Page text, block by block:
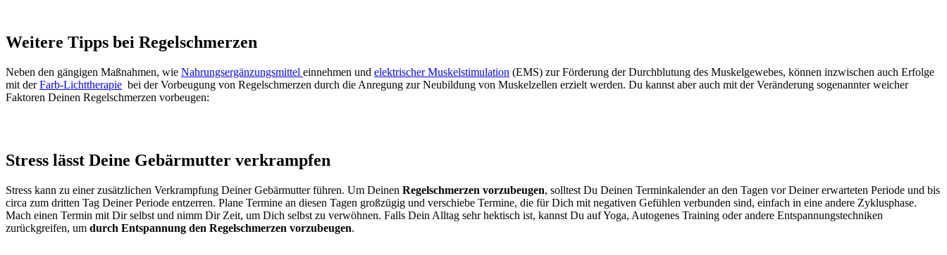
Weitere Tipps bei Regelschmerzen
Neben den gängigen Maßnahmen, wie Nahrungsergänzungsmittel einnehmen und elektrischer Muskelstimulation (EMS) zur Förderung der Durchblutung des Muskelgewebes, können inzwischen auch Erfolge
mit derFarb-Lichttherapie bei der Vorbeugung von Regelschmerzen durch die Anregung zur Neubildung von Muskelzellen erzielt werden. Du kannst aber auch mit der Veränderung sogenannter weicher
Faktoren Deinen Regelschmerzen vorbeugen:
Stress lässt Deine Gebärmutter verkrampfen
Stress kann zu einer zusätzlichen Verkrampfung Deiner Gebärmutter führen. Um Deinen Regelschmerzen vorzubeugen, solltest Du Deinen Terminkalender an den Tagen vor Deiner erwarteten Periode und bis
circa zum dritten Tag Deiner Periode entzerren. Plane Termine an diesen Tagen großzügig und verschiebe Termine, die für Dich mit negativen Gefühlen verbunden sind, einfach in eine andere Zyklusphase.
Mach einen Termin mit Dir selbst und nimm Dir Zeit, um Dich selbst zu verwöhnen. Falls Dein Alltag sehr hektisch ist, kannst Du auf Yoga, Autogenes Training oder andere Entspannungstechniken
zurückgreifen, um durch Entspannung den Regelschmerzen vorzubeugen.